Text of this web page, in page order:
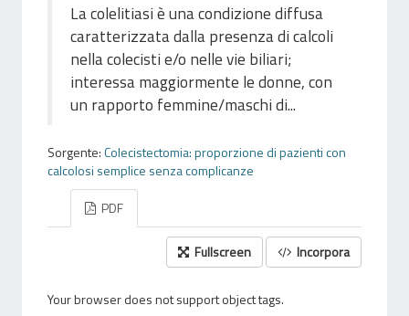
La colelitiasi è una condizione diffusa
caratterizzata dalla presenza di calcoli
nella colecisti e/o nelle vie biliari;
interessa maggiormente le donne, con
un rapporto femmine/maschi di...
Sorgente:Colecistectomia: proporzione di pazienti con
calcolosi semplice senza complicanze
PDF
Fullscreen Incorpora
Your browser does not support object tags.